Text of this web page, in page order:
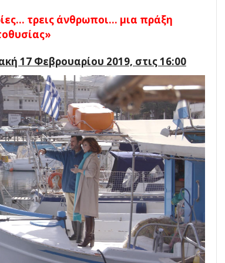
τρεις άνθρωποι… μια πράξη
17 Φεβρουαρίου 2019, στις 16:00